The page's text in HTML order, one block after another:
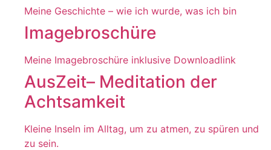
Meine Geschichte – wie ich wurde, was ich bin
Imagebroschüre
Meine Imagebroschüre inklusive Downloadlink
AusZeit– Meditation der
Achtsamkeit
Kleine Inseln im Alltag, um zu atmen, zu spüren und
zu sein.